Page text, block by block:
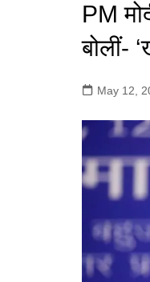
PM
बोलीं-
May 12,